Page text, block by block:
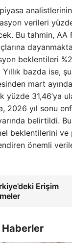
verileri
Bu tahmin, AA
beklentileri
bazda ise,
mart
yüzde 31,46’ya
2026 yıl sonu
belirtildi.
beklentilerini ve
önemli
Erişim
Haberler